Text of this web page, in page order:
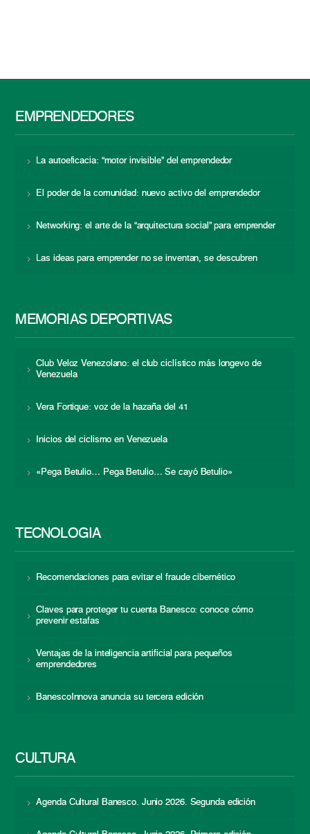
EMPRENDEDORES
La autoeficacia: “motor invisible” del emprendedor
El poder de la comunidad: nuevo activo del emprendedor
Networking: el arte de la “arquitectura social” para emprender
Las ideas para emprender no se inventan, se descubren
MEMORIAS DEPORTIVAS
Club Veloz Venezolano: el club ciclístico más longevo de
Venezuela
Vera Fortique: voz de la hazaña del 41
Inicios del ciclismo en Venezuela
«Pega Betulio… Pega Betulio… Se cayó Betulio»
TECNOLOGÍA
Recomendaciones para evitar el fraude cibernético
Claves para proteger tu cuenta Banesco: conoce cómo
prevenir estafas
Ventajas de la inteligencia artificial para pequeños
emprendedores
BanescoInnova anuncia su tercera edición
CULTURA
Agenda Cultural Banesco. Junio 2026. Segunda edición